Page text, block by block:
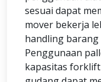
sesuai dapat
mover bekerja
handling barang
Penggunaan
kapasitas